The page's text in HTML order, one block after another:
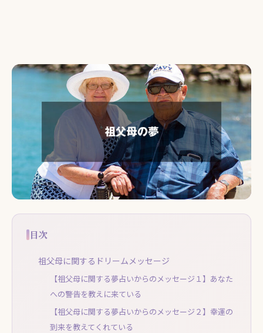
目次
祖父母に関するドリームメッセージ
【祖父母に関する夢占いからのメッセージ１】あなた
への警告を教えに来ている
【祖父母に関する夢占いからのメッセージ２】幸運の
到来を教えてくれている